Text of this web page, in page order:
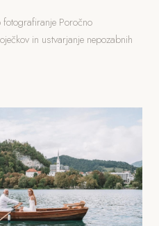
fotografiranje Poročno
in ustvarjanje nepozabnih